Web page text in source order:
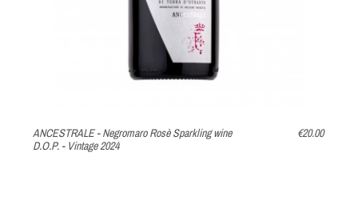
ANCESTRALE - Negromaro Rosè Sparkling wine
D.O.P. - Vintage 2024
€20.00